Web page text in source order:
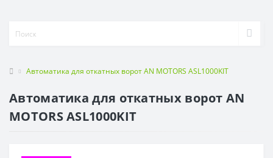
Автоматика для откатных ворот AN MOTORS ASL1000KIT
Автоматика для откатных ворот AN
MOTORS ASL1000KIT